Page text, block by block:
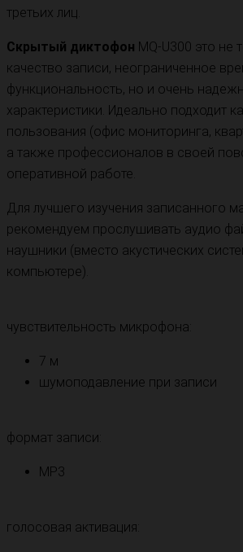
третьих лиц.
Скрытый диктофон MQ-U300 это не
качество записи, неограниченное
функциональность, но и очень
характеристики. Идеально подходит
пользования (офис мониторинга,
а также профессионалов в своей
оперативной работе.
Для лучшего изучения записанного
рекомендуем прослушивать аудио
наушники (вместо акустических
компьютере).
чувствительность микрофона:
7 м
шумоподавление при записи
формат записи:
MP3
голосовая активация: